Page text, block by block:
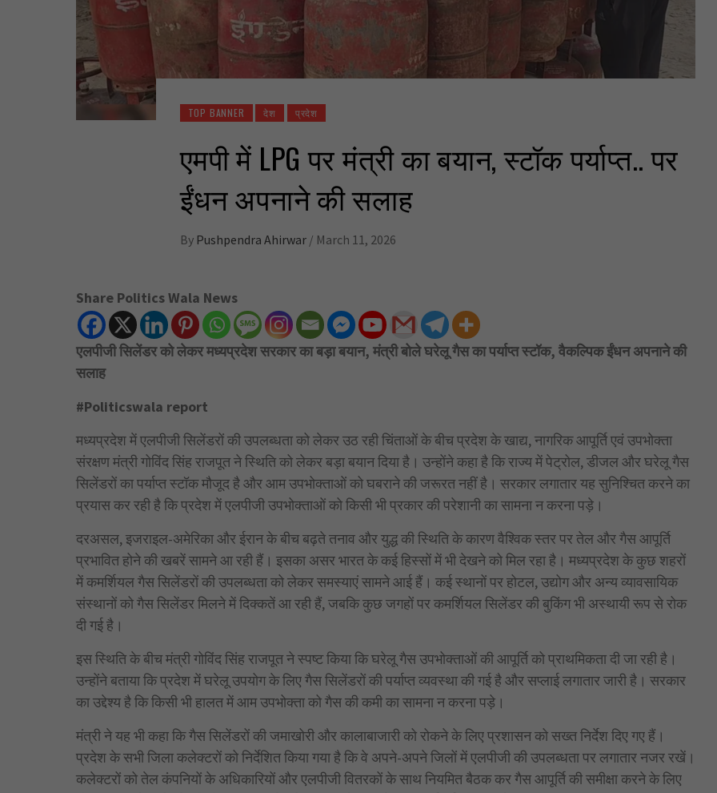
TOP BANNER देश प्रदेश
एमपी में LPG पर मंत्री का बयान, स्टॉक पर्याप्त.. पर
ईंधन अपनाने की सलाह
By Pushpendra Ahirwar / March 11, 2026
Share Politics Wala News
एलपीजी सिलेंडर को लेकर मध्यप्रदेश सरकार का बड़ा बयान, मंत्री बोले घरेलू गैस का पर्याप्त स्टॉक, वैकल्पिक ईंधन अपनाने की
सलाह
#Politicswala report
मध्यप्रदेश में एलपीजी सिलेंडरों की उपलब्धता को लेकर उठ रही चिंताओं के बीच प्रदेश के खाद्य, नागरिक आपूर्ति एवं उपभोक्ता
संरक्षण मंत्री गोविंद सिंह राजपूत ने स्थिति को लेकर बड़ा बयान दिया है। उन्होंने कहा है कि राज्य में पेट्रोल, डीजल और घरेलू गैस
सिलेंडरों का पर्याप्त स्टॉक मौजूद है और आम उपभोक्ताओं को घबराने की जरूरत नहीं है। सरकार लगातार यह सुनिश्चित करने का
प्रयास कर रही है कि प्रदेश में एलपीजी उपभोक्ताओं को किसी भी प्रकार की परेशानी का सामना न करना पड़े।
दरअसल, इजराइल-अमेरिका और ईरान के बीच बढ़ते तनाव और युद्ध की स्थिति के कारण वैश्विक स्तर पर तेल और गैस आपूर्ति
प्रभावित होने की खबरें सामने आ रही हैं। इसका असर भारत के कई हिस्सों में भी देखने को मिल रहा है। मध्यप्रदेश के कुछ शहरों
में कमर्शियल गैस सिलेंडरों की उपलब्धता को लेकर समस्याएं सामने आई हैं। कई स्थानों पर होटल, उद्योग और अन्य व्यावसायिक
संस्थानों को गैस सिलेंडर मिलने में दिक्कतें आ रही हैं, जबकि कुछ जगहों पर कमर्शियल सिलेंडर की बुकिंग भी अस्थायी रूप से रोक
दी गई है।
इस स्थिति के बीच मंत्री गोविंद सिंह राजपूत ने स्पष्ट किया कि घरेलू गैस उपभोक्ताओं की आपूर्ति को प्राथमिकता दी जा रही है।
उन्होंने बताया कि प्रदेश में घरेलू उपयोग के लिए गैस सिलेंडरों की पर्याप्त व्यवस्था की गई है और सप्लाई लगातार जारी है। सरकार
का उद्देश्य है कि किसी भी हालत में आम उपभोक्ता को गैस की कमी का सामना न करना पड़े।
मंत्री ने यह भी कहा कि गैस सिलेंडरों की जमाखोरी और कालाबाजारी को रोकने के लिए प्रशासन को सख्त निर्देश दिए गए हैं।
प्रदेश के सभी जिला कलेक्टरों को निर्देशित किया गया है कि वे अपने-अपने जिलों में एलपीजी की उपलब्धता पर लगातार नजर रखें।
कलेक्टरों को तेल कंपनियों के अधिकारियों और एलपीजी वितरकों के साथ नियमित बैठक कर गैस आपूर्ति की समीक्षा करने के लिए